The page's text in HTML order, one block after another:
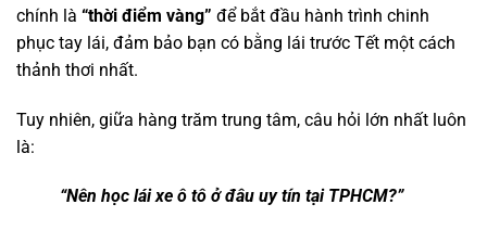
chính là “thời điểm vàng” để bắt đầu hành trình chinh
phục tay lái, đảm bảo bạn có bằng lái trước Tết một cách
thảnh thơi nhất.
Tuy nhiên, giữa hàng trăm trung tâm, câu hỏi lớn nhất luôn
là:
“Nên học lái xe ô tô ở đâu uy tín tại TPHCM?”